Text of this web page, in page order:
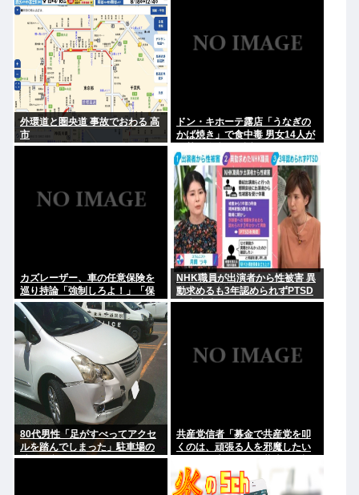
まで1年かけてリリース当時の日
付に順次配信予定
外環道と圏央道 事故でおわる 高
市
ドン・キホーテ露店「うなぎの
かば焼き」で食中毒 男女14人が
ラ属の菌検出
カズレーザー、車の任意保険を
巡り持論「強制しろよ！」「保
険にも入れないヤツは運転すん
なよ」
NHK職員が出演者から性被害 異
動求めるも3年認められずPTSD
に 加害者側が釈明も… 月岡ツキ
80代男性「足がすべってアクセ
ルを踏んでしまった」駐車場の
壁に衝突
共産党信者「募金で共産党を叩
くのは、頑張る人を邪魔したい
のせい」